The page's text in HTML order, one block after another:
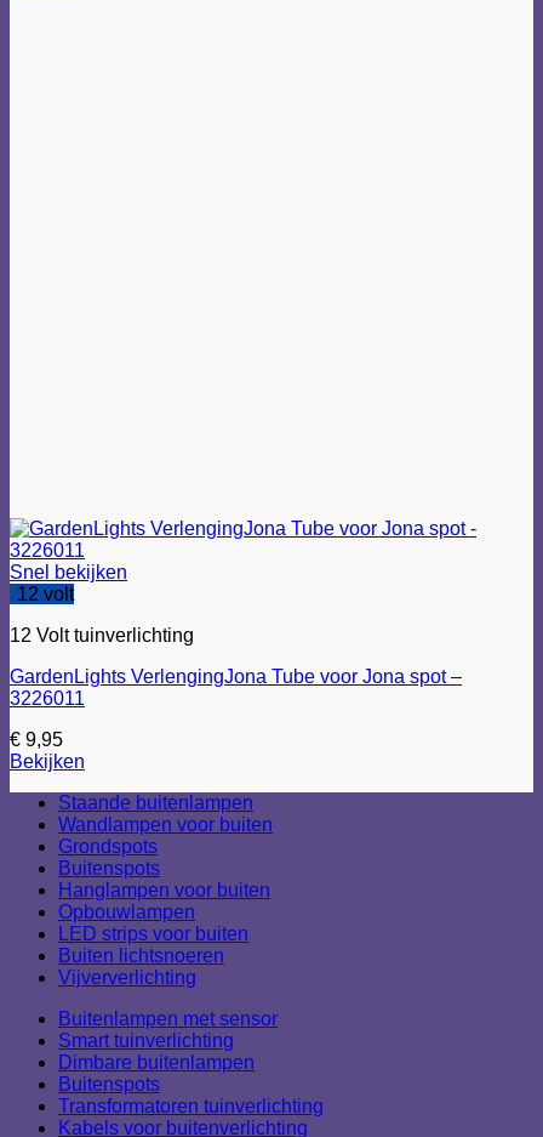
Snel bekijken
12 volt
12 Volt tuinverlichting
GardenLights VerlengingJona Tube voor Jona spot –
3226011
€ 9,95
Bekijken
Staande buitenlampen
Wandlampen voor buiten
Grondspots
Buitenspots
Hanglampen voor buiten
Opbouwlampen
LED strips voor buiten
Buiten lichtsnoeren
Vijververlichting
Buitenlampen met sensor
Smart tuinverlichting
Dimbare buitenlampen
Buitenspots
Transformatoren tuinverlichting
Kabels voor buitenverlichting